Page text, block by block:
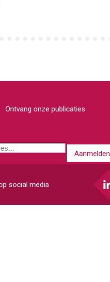
Ontvang onze publicaties
Aanmelden
social media